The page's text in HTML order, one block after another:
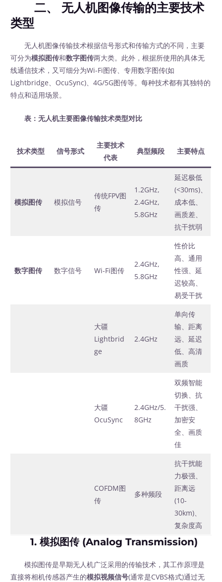
二、 无人机图像传输的主要技术
类型
无人机图像传输技术根据信号形式和传输方式的不同，主要
可分为模拟图传和数字图传两大类。此外，根据所使用的具体无
线通信技术，又可细分为Wi-Fi图传、专用数字图传(如
Lightbridge、OcuSync)、4G/5G图传等。每种技术都有其独特的
特点和适用场景。
表：无人机主要图像传输技术类型对比
技术类型 信号形式
主要技术
代表
典型频段 主要特点
模拟图传 模拟信号
传统FPV图
传
1.2GHz,
2.4GHz,
5.8GHz
延迟极低
(<30ms)、
成本低、
画质差、
抗干扰弱
数字图传 数字信号 Wi-Fi图传
2.4GHz,
5.8GHz
性价比
高、通用
性强、延
迟较高、
易受干扰
大疆
Lightbrid
ge
2.4GHz
单向传
输、距离
远、延迟
低、高清
画质
大疆
OcuSync
2.4GHz/5.
8GHz
双频智能
切换、抗
干扰强、
加密安
全、画质
佳
COFDM图
传
多种频段
抗干扰能
力极强、
距离远
(10-
30km)、
复杂度高
1. 模拟图传 (Analog Transmission)
模拟图传是早期无人机广泛采用的传输技术，其工作原理是
直接将相机传感器产生的模拟视频信号(通常是CVBS格式)通过无